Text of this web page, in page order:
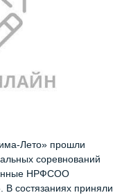
прошли
соревнований
НРФСОО
В состязаниях приняли